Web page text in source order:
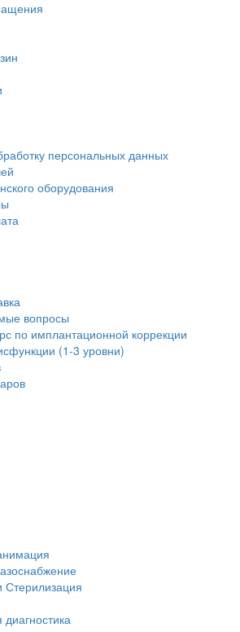
персональных данных
оборудования
вопросы
по имплантационной коррекции
(1-3 уровни)
диагностика